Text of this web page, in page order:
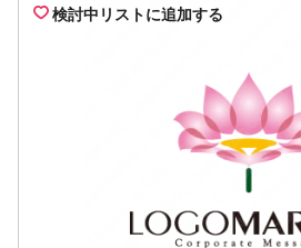
検討中リストに追加する